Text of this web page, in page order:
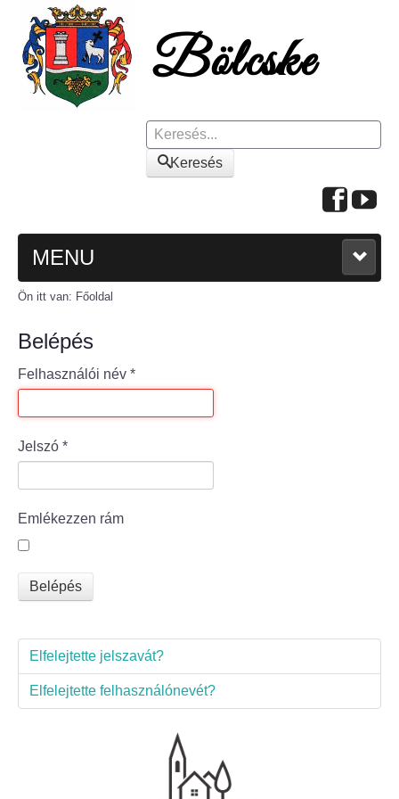
Keresés
Keresés
MENU
FŐOLDAL
A KÖZSÉGRŐL
Polgármesteri köszöntő
Bölcske település
Mi újság Bölcskén?
Értéktár bizottság
Látnivalók
Szállások
Református Egyház
Ön itt van: Főoldal
Belépés
Felhasználói név *
Jelszó *
Emlékezzen rám
Belépés
Elfelejtette jelszavát?
Elfelejtette felhasználónevét?